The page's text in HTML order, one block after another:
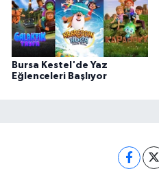
Bursa Kestel'de Yaz
Eğlenceleri Başlıyor